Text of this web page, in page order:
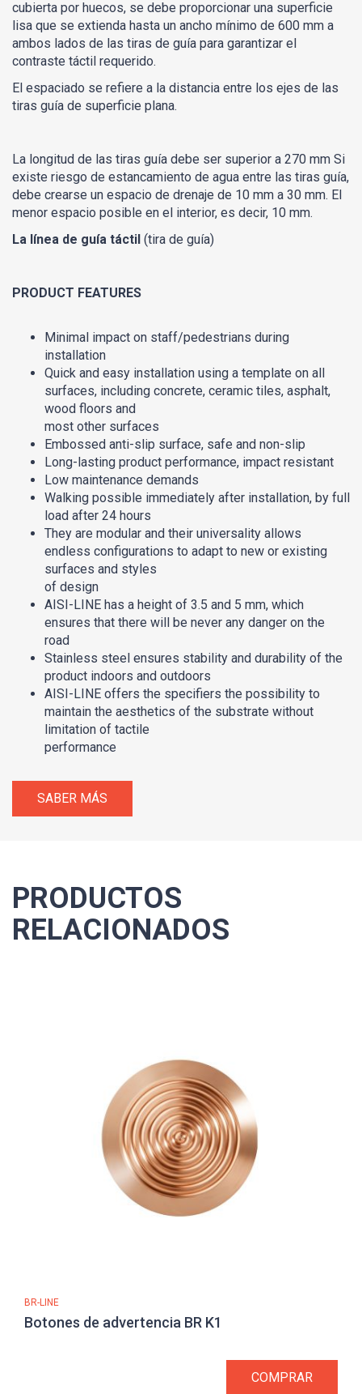
cubierta por huecos, se debe proporcionar una superficie
lisa que se extienda hasta un ancho mínimo de 600 mm a
ambos lados de las tiras de guía para garantizar el
contraste táctil requerido.
El espaciado se refiere a la distancia entre los ejes de las
tiras guía de superficie plana.
La longitud de las tiras guía debe ser superior a 270 mm Si
existe riesgo de estancamiento de agua entre las tiras guía,
debe crearse un espacio de drenaje de 10 mm a 30 mm. El
menor espacio posible en el interior, es decir, 10 mm.
La línea de guía táctil (tira de guía)
PRODUCT FEATURES
Minimal impact on staff/pedestrians during
installation
Quick and easy installation using a template on all
surfaces, including concrete, ceramic tiles, asphalt,
wood floors and
most other surfaces
Embossed anti-slip surface, safe and non-slip
Long-lasting product performance, impact resistant
Low maintenance demands
Walking possible immediately after installation, by full
load after 24 hours
They are modular and their universality allows
endless configurations to adapt to new or existing
surfaces and styles
of design
AISI-LINE has a height of 3.5 and 5 mm, which
ensures that there will be never any danger on the
road
Stainless steel ensures stability and durability of the
product indoors and outdoors
AISI-LINE offers the specifiers the possibility to
maintain the aesthetics of the substrate without
limitation of tactile
performance
SABER MÁS
PRODUCTOS
RELACIONADOS
BR-LINE
Botones de advertencia BR K1
COMPRAR